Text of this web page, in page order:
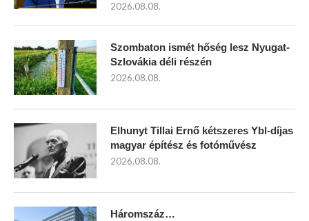
2026.08.08.
Szombaton ismét hőség lesz Nyugat-
Szlovákia déli részén
2026.08.08.
Elhunyt Tillai Ernő kétszeres Ybl-díjas
magyar építész és fotóművész
2026.08.08.
Háromszáz…